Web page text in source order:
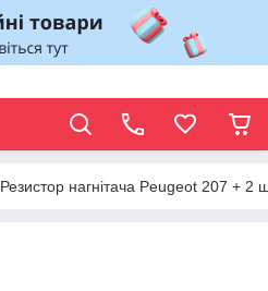
Резистор нагнітача Peugeot 207 + 2